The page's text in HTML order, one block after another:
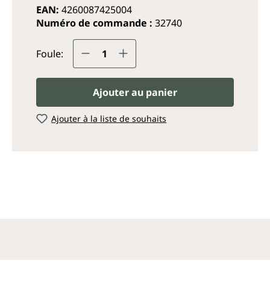
EAN: 4260087425004
Numéro de commande : 32740
Foule: Quantité de produit :
Ajouter au panier
Ajouter à la liste de souhaits